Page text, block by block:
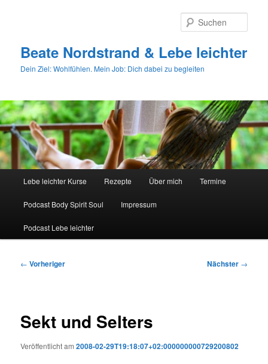
Beate Nordstrand & Lebe leichter
Dein Ziel: Wohlfühlen. Mein Job: Dich dabei zu begleiten
Lebe leichter Kurse Rezepte Über mich Termine
Podcast Body Spirit Soul Impressum
Podcast Lebe leichter
Beitragsnavigation
← Vorheriger Nächster →
Sekt und Selters
Veröffentlicht am2008-02-29T19:18:07+02:000000000729200802